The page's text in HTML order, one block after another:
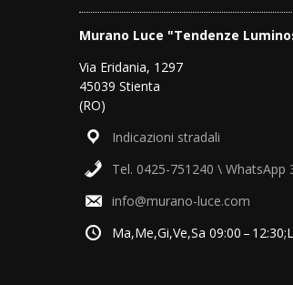
Murano Luce "Tendenze
Via Eridania, 1297
45039 Stienta
(RO)
Indicazioni stradali
Tel. 0425-751240 \ WhatsApp
info@murano-luce.com
Ma,Me,Gi,Ve,Sa 09:00 –